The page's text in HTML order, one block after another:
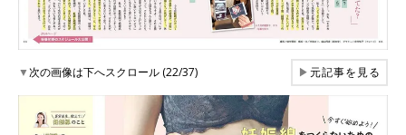
▼次の画像は下へスクロール (22/37) ▶元記事を見る